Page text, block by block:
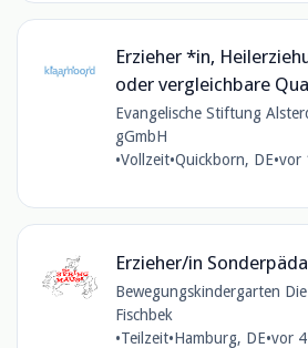
Erzieher *in,
oder vergleichbare
Evangelische Stiftung
gGmbH
•Vollzeit•Quickborn, DE•vor
Erzieher/in
Bewegungskindergarten
Fischbek
•Teilzeit•Hamburg, DE•vor